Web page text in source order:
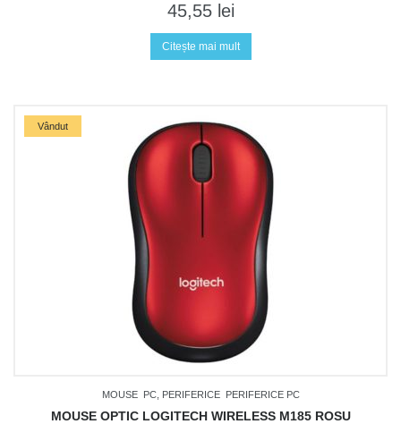
45,55 lei
Citește mai mult
Vândut
MOUSE PC, PERIFERICE PERIFERICE PC
MOUSE OPTIC LOGITECH WIRELESS M185 ROSU